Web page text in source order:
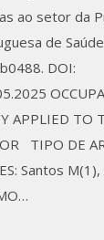
ao setor da
de
DOI:
APPLIED TO
TIPO DE
Santos M(1),